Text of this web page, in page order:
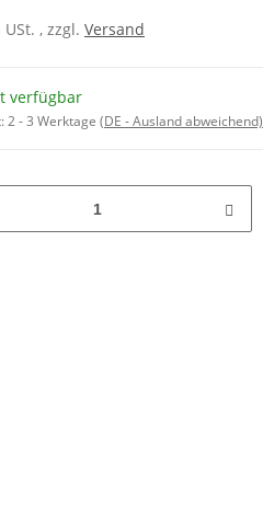
, zzgl. Versand
verfügbar
2 - 3 Werktage (DE - Ausland abweichend)